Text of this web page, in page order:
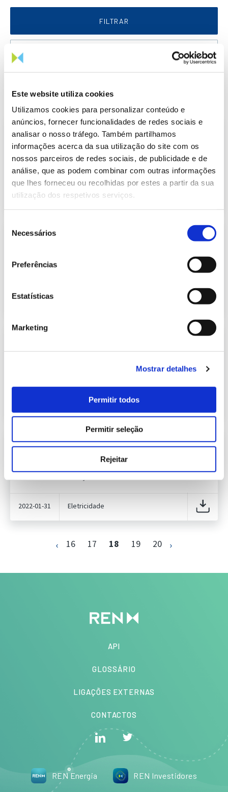
Este website utiliza cookies
Utilizamos cookies para personalizar conteúdo e
anúncios, fornecer funcionalidades de redes sociais e
analisar o nosso tráfego. Também partilhamos
informações acerca da sua utilização do site com os
nossos parceiros de redes sociais, de publicidade e de
análise, que as podem combinar com outras informações
que lhes forneceu ou recolhidas por estes a partir da sua
utilização dos respetivos serviços.
Necessários
Preferências
Estatísticas
Marketing
Mostrar detalhes
Permitir todos
Permitir seleção
Rejeitar
FILTRAR
Data Crescente
612.37 Kb
Informação Semanal do Sistema
Eletroprodutor da semana 1 de 2022
Publicação com periodicidade semanal, com
informação sobre Eletricidade
2022-01-10 Eletricidade
Informação Semanal do Sistema
Eletroprodutor da semana 2 de 2022
Publicação com periodicidade semanal, com
informação sobre Eletricidade
2022-01-17
614.97 Kb
informação sobre Eletricidade
Eletricidade
Informação Semanal do Sistema
Publicação com periodicidade semanal, com
2022-01-31 Eletricidade
16 17 18 19 20
API
GLOSSÁRIO
LIGAÇÕES EXTERNAS
CONTACTOS
REN Energia REN Investidores